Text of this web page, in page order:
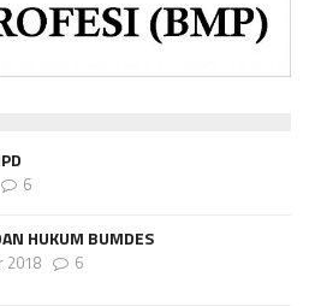
6
HUKUM BUMDES
2018 6